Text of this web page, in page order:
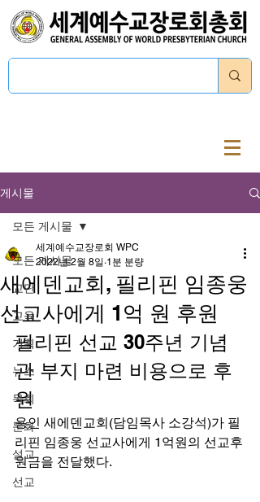
게시물
모든 게시물
교단
교육
기획
뉴스
목회
문화
설교
선교
모든 게시물
새에덴교회, 필리핀 임종웅
선교사에게 1억 원 후원
세계예수교장로회 WPC
2022년 2월 8일 1분 분량
필리핀 선교 30주년 기념
관 부지 마련 비용으로 후
원
용인 새에덴교회(담임목사 소강석)가 필
리핀 임종웅 선교사에게 1억원의 선교후
원금을 전달했다.